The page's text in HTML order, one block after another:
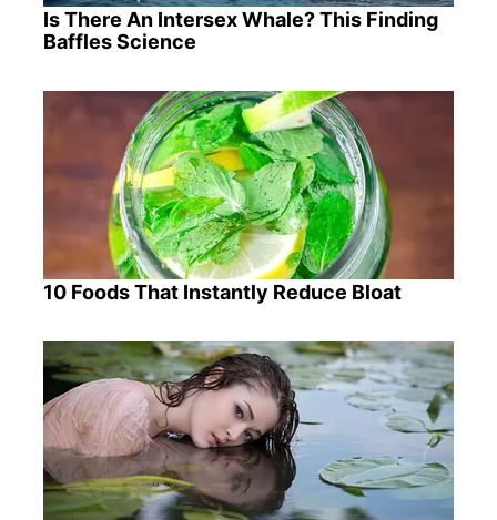
Is There An Intersex Whale? This Finding
Baffles Science
10 Foods That Instantly Reduce Bloat